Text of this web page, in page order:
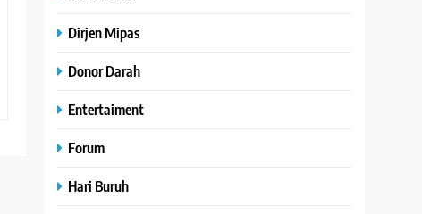
Dirjen Mipas
Donor Darah
Entertaiment
Forum
Hari Buruh